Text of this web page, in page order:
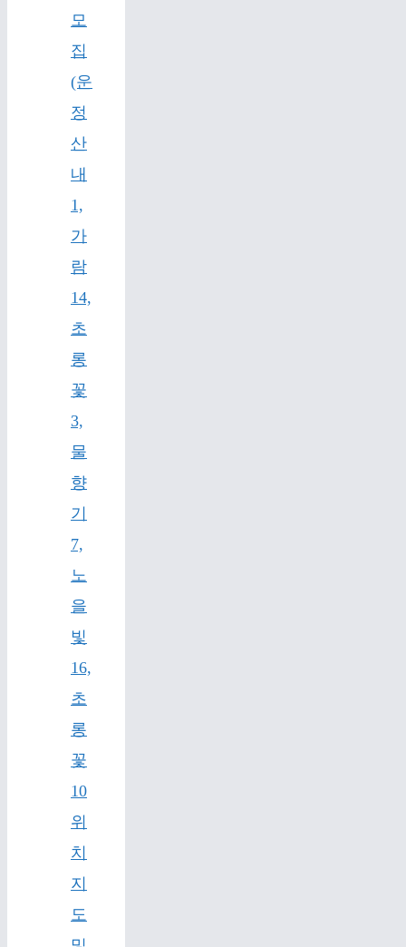
모
집
(운
정
산
내
1,
가
람
14,
초
롱
꽃
3,
물
향
기
7,
노
을
빛
16,
초
롱
꽃
10
위
치
지
도